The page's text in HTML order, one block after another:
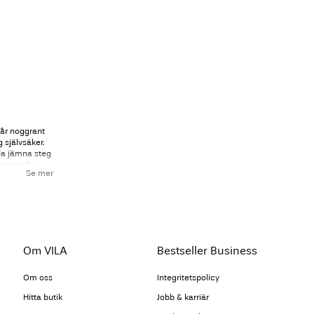
noggrant
självsäker.
jämna steg
silhuett på
fler kvinnor
med
Se mer
Om VILA
Om oss
Hitta butik
Bestseller Business
Integritetspolicy
Jobb & karriär